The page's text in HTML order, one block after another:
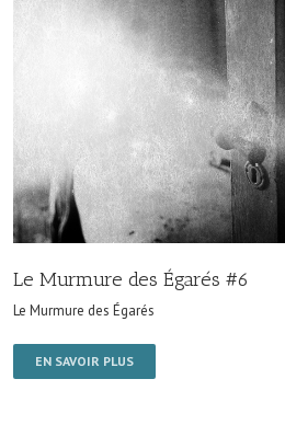
Le Murmure des Égarés #6
Le Murmure des Égarés
EN SAVOIR PLUS